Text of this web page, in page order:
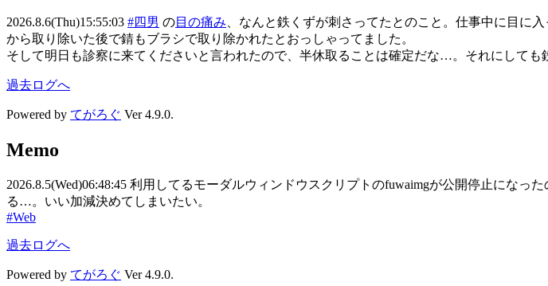
2026.8.6(Thu)15:55:03 #四男 の目の痛み 、なんと鉄くずが刺さってたとのこと。仕事中に目に
から取り除いた後で錆もブラシで取り除かれたとおっしゃってました。
そして明日も診察に来てくださいと言われたので、半休取ることは確定だな…。それにして
過去ログへ
Powered by てがろぐ Ver 4.9.0.
Memo
2026.8.5(Wed)06:48:45 利用してるモーダルウィンドウスクリプトのfuwaimgが公開停止になっ
る…。いい加減決めてしまいたい。
#Web
過去ログへ
Powered by てがろぐ Ver 4.9.0.